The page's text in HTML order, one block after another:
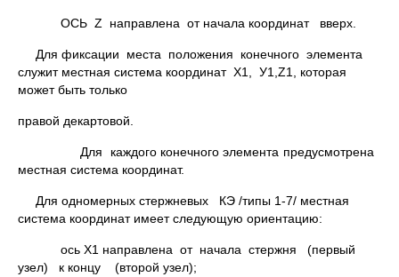
ОСЬ Z направлена от начала координат вверх.
Для фиксации места положения конечного элемента
служит местная система координат Х1, У1,Z1, которая
может быть только
правой декартовой.
Для каждого конечного элемента предусмотрена
местная система координат.
Для одномерных стержневых КЭ /типы 1-7/ местная
система координат имеет следующую ориентацию:
ось X1 направлена от начала стержня (первый
узел) к концу (второй узел);